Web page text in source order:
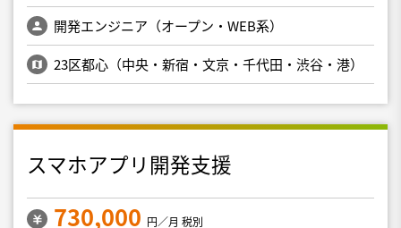
開発エンジニア（オープン・WEB系）
23区都心（中央・新宿・文京・千代田・渋谷・港）
スマホアプリ開発支援
730,000 円／月 税別